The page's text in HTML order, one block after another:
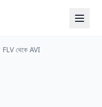
FLV থেকে AVI